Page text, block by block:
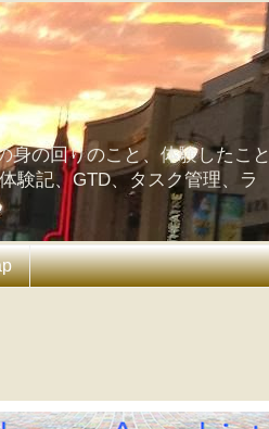
の回りのこと、体験したこと
験記、GTD、タスク管理、ラ